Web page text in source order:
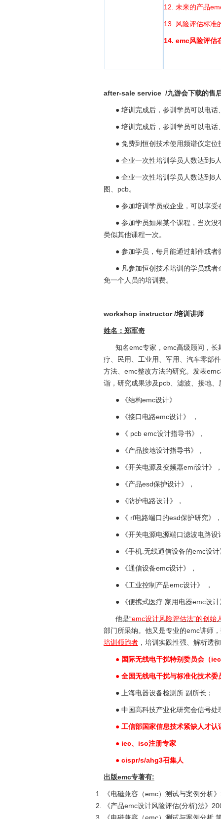
12. 未来的产品
13. 风险评估标准
14.emc风险评估
after-sale service /九游会下载的售
● 培训完成后，参训学员可以电话
● 培训完成后，参训学员可以电话
● 免费到恒创技术使用频谱仪定位
● 企业一次性培训学员人数达到5人
● 企业一次性培训学员人数达到8人
图、pcb。
● 参加培训学员或企业，可以享受
● 参加学员如果某个课程，当次没
类似其他课程一次。
● 参加学员，每月能通过邮件或者
● 凡参加恒创技术培训的学员或者
免一个人员的培训费。
workshop instructor /培训讲师
姓名：郑军奇
知名emc专家，emc高级顾问，长
疗、民用、工业用、军用、汽车零部
方法、emc整改方法的研究。发表
诣，研究成果涉及pcb、滤波、接地
● 《结构emc设计》
● 《接口电路emc设计》 ，
● 《 pcb emc设计指导书》，
● 《产品接地设计指导书》，
● 《开关电源及变频器emi设计》
● 《产品esd保护设计》，
● 《防护电路设计》，
● 《 rf电路端口的esd保护研究》
● 《开关电源电源端口滤波电路设
● 《手机.无线通信设备的emc设计
● 《通信设备emc设计》，
● 《工业控制产品emc设计》 ，
● 《便携式医疗.家用电器emc设计
他是“emc设计风险评估法”的创始
部门所采纳。他又是专业的emc讲师
培训领跑者 ，培训实践性强、解析透
● 国际无线电干扰特别委员会（i
● 全国无线电干扰与标准化技术委
● 上海电器设备检测所 副所长；
● 中国高科技产业化研究会信号处
● 工信部国家信息技术紧缺人才认
● iec、iso注册专家
● cispr/s/ahg3召集人
出版emc专著有:
《电磁兼容（emc）测试与案例分析
《产品emc设计风险评估(分析)法》